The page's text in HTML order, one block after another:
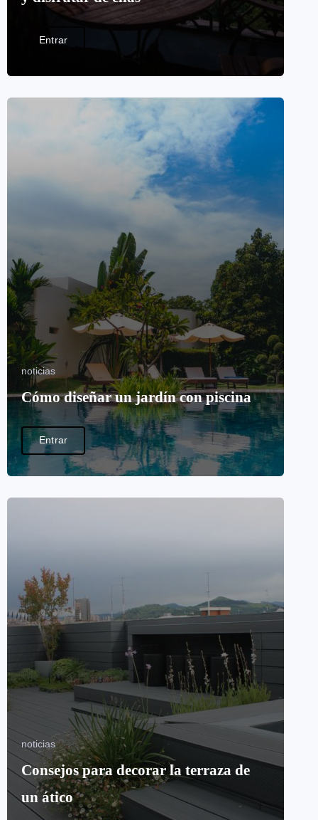
Entrar
noticias
Cómo diseñar un jardín con piscina
Entrar
noticias
Consejos para decorar la terraza de
un ático